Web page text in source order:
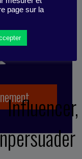
Influencer,
persuader
page sur la